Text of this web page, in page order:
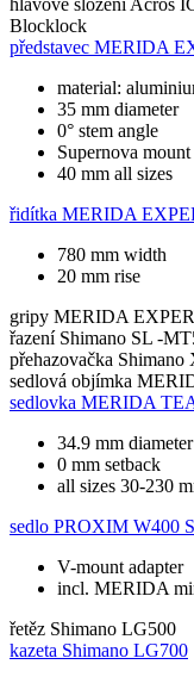
Blocklock
představec MERIDA
material:
35 mm diameter
0° stem angle
Supernova mount
40 mm all sizes
řidítka MERIDA
780 mm width
20 mm rise
gripy MERIDA
řazení Shimano SL -
přehazovačka Shimano
sedlová objímka
sedlovka MERIDA
34.9 mm diameter
0 mm setback
all sizes 30-230
sedlo PROXIM W400
V-mount adapter
incl. MERIDA
řetěz Shimano LG500
kazeta Shimano LG700